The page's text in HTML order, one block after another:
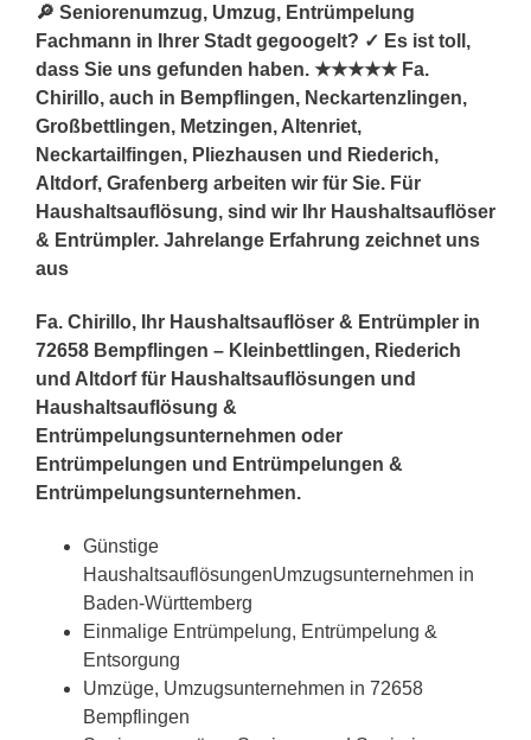
🔎 Seniorenumzug, Umzug, Entrümpelung
Fachmann in Ihrer Stadt gegoogelt? ✓ Es ist toll,
dass Sie uns gefunden haben. ★★★★★ Fa.
Chirillo, auch in Bempflingen, Neckartenzlingen,
Großbettlingen, Metzingen, Altenriet,
Neckartailfingen, Pliezhausen und Riederich,
Altdorf, Grafenberg arbeiten wir für Sie. Für
Haushaltsauflösung, sind wir Ihr Haushaltsauflöser
& Entrümpler. Jahrelange Erfahrung zeichnet uns
aus
Fa. Chirillo, Ihr Haushaltsauflöser & Entrümpler in
72658 Bempflingen – Kleinbettlingen, Riederich
und Altdorf für Haushaltsauflösungen und
Haushaltsauflösung &
Entrümpelungsunternehmen oder
Entrümpelungen und Entrümpelungen &
Entrümpelungsunternehmen.
Günstige
HaushaltsauflösungenUmzugsunternehmen in
Baden-Württemberg
Einmalige Entrümpelung, Entrümpelung &
Entsorgung
Umzüge, Umzugsunternehmen in 72658
Bempflingen